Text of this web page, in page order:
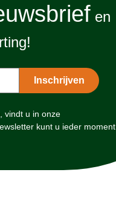
en
vindt u in onze
kunt u ieder moment